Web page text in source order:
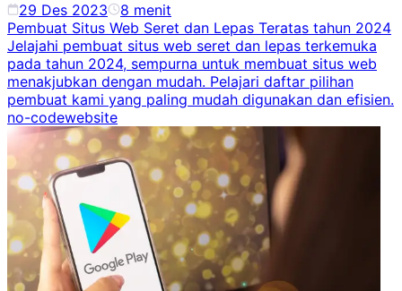
29 Des 2023 8 menit
Pembuat Situs Web Seret dan Lepas Teratas tahun 2024
Jelajahi pembuat situs web seret dan lepas terkemuka
pada tahun 2024, sempurna untuk membuat situs web
menakjubkan dengan mudah. Pelajari daftar pilihan
pembuat kami yang paling mudah digunakan dan efisien.
no-codewebsite